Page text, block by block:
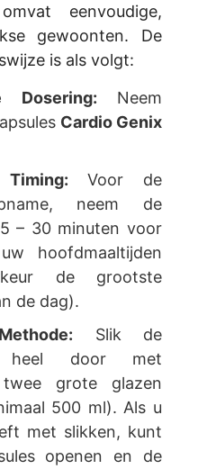
eenvoudige,
gewoonten. De
is als volgt:
Dosering: Neem
Cardio Genix
Voor de
neem de
– 30 minuten voor
hoofdmaaltijden
de grootste
de dag).
Slik de
heel door met
twee grote glazen
500 ml). Als u
met slikken, kunt
openen en de